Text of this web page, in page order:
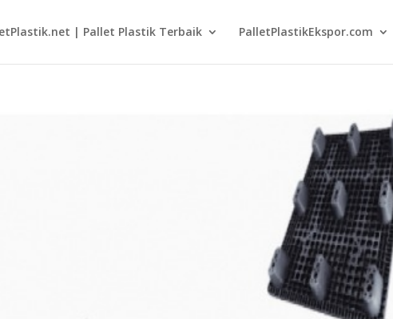
| Pallet Plastik Terbaik PalletPlastikEkspor.com